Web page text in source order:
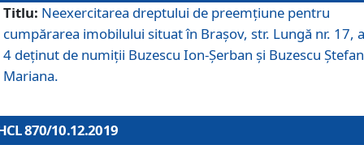
Titlu: Neexercitarea dreptului de preemţiune pentru
cumpărarea imobilului situat în Braşov, str. Lungă nr. 17,
4 deţinut de numiţii Buzescu Ion-Şerban și Buzescu
Mariana.
870/10.12.2019